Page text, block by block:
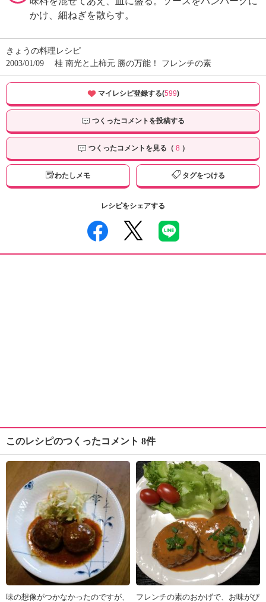
かけ、細ねぎを散らす。
きょうの料理レシピ
2003/01/09
桂 南光と上柿元 勝の万能！ フレンチの素
マイレシピ登録する(599)
つくったコメントを投稿する
つくったコメントを見る（ 8 ）
わたしメモ タグをつける
レシピをシェアする
このレシピのつくったコメント 8件
味の想像がつかなかったのですが、
フレンチの素のおかげで、お味がぴ